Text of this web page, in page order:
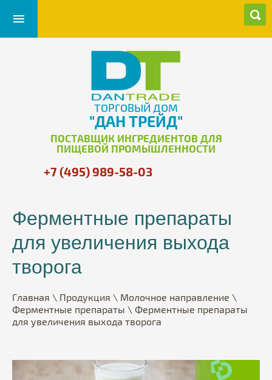
ТОРГОВЫЙ ДОМ
"ДАН ТРЕЙД"
ПОСТАВЩИК ИНГРЕДИЕНТОВ ДЛЯ
ПИЩЕВОЙ ПРОМЫШЛЕННОСТИ
+7 (495) 989-58-03
Ферментные препараты
для увеличения выхода
творога
Главная \ Продукция \ Молочное направление \
Ферментные препараты \ Ферментные препараты
для увеличения выхода творога